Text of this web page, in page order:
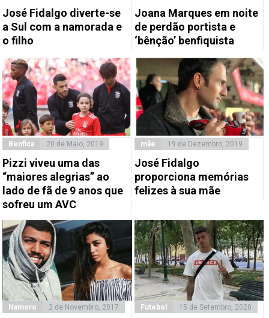
José Fidalgo diverte-se
a Sul com a namorada e
o filho
Joana Marques em noite
de perdão portista e
‘bênção’ benfiquista
Benfica 20 de Maio, 2019
Pizzi viveu uma das
“maiores alegrias” ao
lado de fã de 9 anos que
sofreu um AVC
mãe 19 de Dezembro, 2019
José Fidalgo
proporciona memórias
felizes à sua mãe
Namoro 2 de Novembro, 2017 Futebol 15 de Setembro, 2020